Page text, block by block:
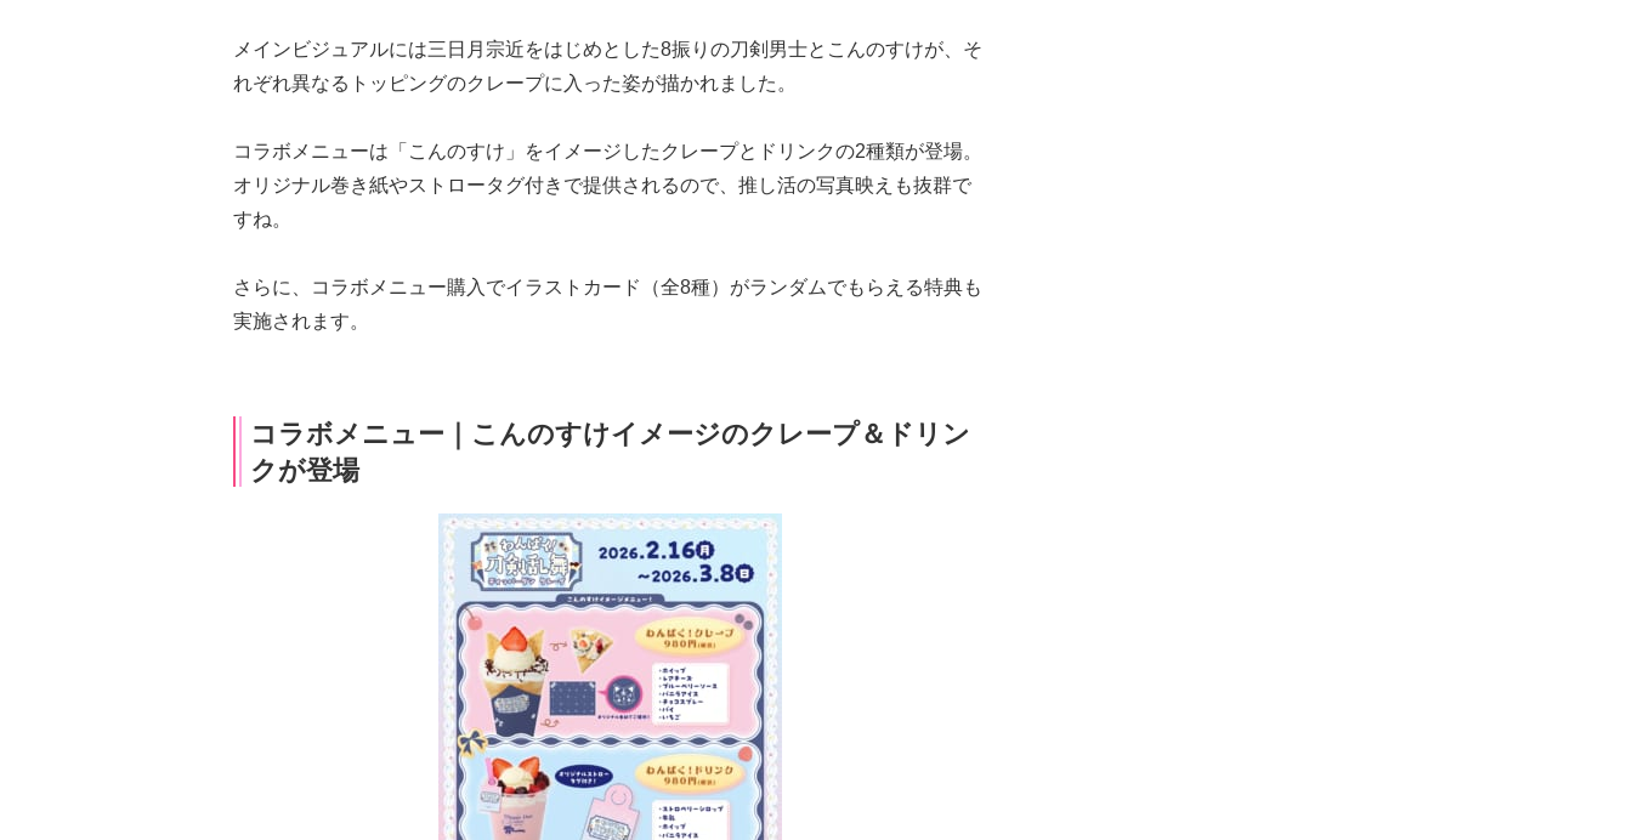
メインビジュアルには三日月宗近をはじめとした8振りの刀剣男士とこんのすけが、そ
れぞれ異なるトッピングのクレープに入った姿が描かれました。
コラボメニューは「こんのすけ」をイメージしたクレープとドリンクの2種類が登場。
オリジナル巻き紙やストロータグ付きで提供されるので、推し活の写真映えも抜群で
すね。
さらに、コラボメニュー購入でイラストカード（全8種）がランダムでもらえる特典も
実施されます。
コラボメニュー｜こんのすけイメージのクレープ＆ドリン
クが登場